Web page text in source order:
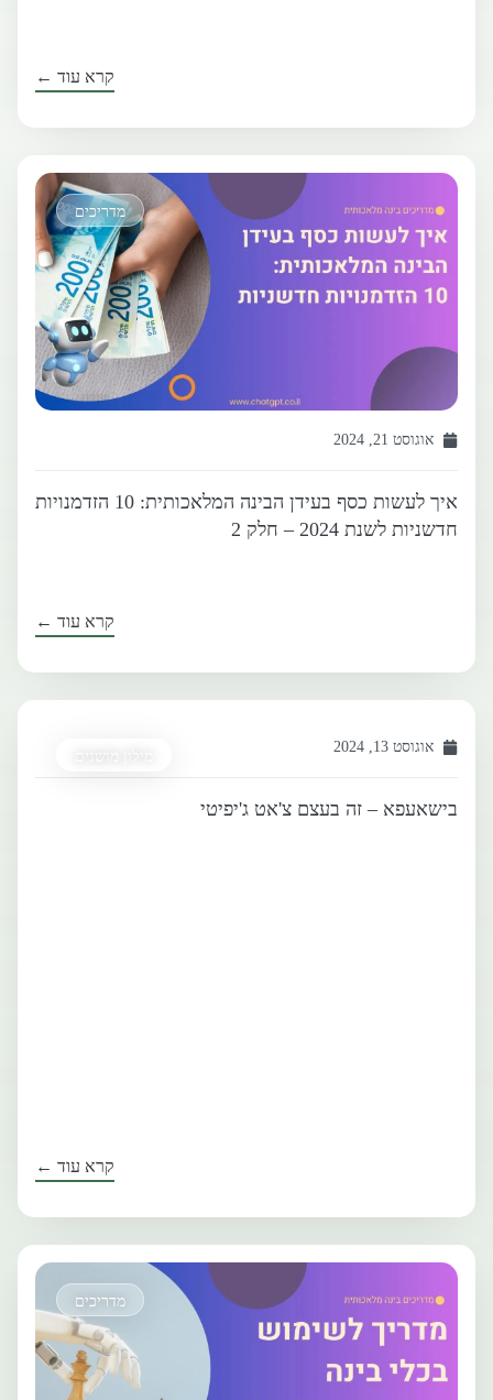
קרא עוד ←
אוגוסט 21, 2024
איך לעשות כסף בעידן הבינה המלאכותית: 10 הזדמנויות
חדשניות לשנת 2024 – חלק 2
מדריכים
קרא עוד ←
אוגוסט 13, 2024
בישאעפא – זה בעצם צ'אט ג'יפיטי
קרא עוד ←
מדריכים